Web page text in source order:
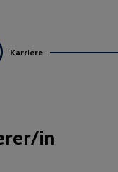
Karriere
in